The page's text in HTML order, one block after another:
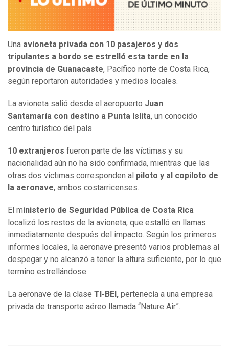
Una avioneta privada con 10 pasajeros y dos
tripulantes a bordo se estrelló esta tarde en la
provincia de Guanacaste, Pacífico norte de Costa Rica,
según reportaron autoridades y medios locales.
La avioneta salió desde el aeropuerto Juan
Santamaría con destino a Punta Islita, un conocido
centro turístico del país.
10 extranjeros fueron parte de las víctimas y su
nacionalidad aún no ha sido confirmada, mientras que las
otras dos víctimas corresponden al piloto y al copiloto de
la aeronave, ambos costarricenses.
El ministerio de Seguridad Pública de Costa Rica
localizó los restos de la avioneta, que estalló en llamas
inmediatamente después del impacto. Según los primeros
informes locales, la aeronave presentó varios problemas al
despegar y no alcanzó a tener la altura suficiente, por lo que
termino estrellándose.
La aeronave de la clase TI-BEI, pertenecía a una empresa
privada de transporte aéreo llamada “Nature Air”.